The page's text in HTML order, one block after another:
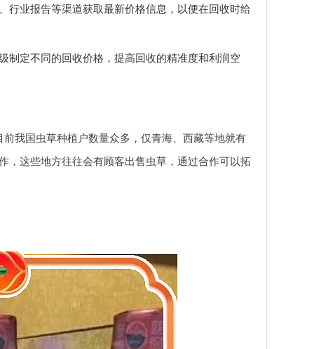
行业报告等渠道获取最新价格信息，以便在回收时给
制定不同的回收价格，提高回收的精准度和利润空
我国虫草种植户数量众多，仅青海、西藏等地就有
，这些地方往往会有顾客出售虫草，通过合作可以拓